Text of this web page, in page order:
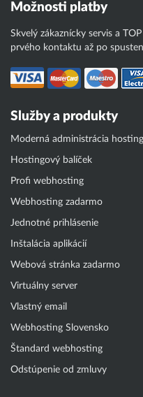
Možnosti platby
Skvelý zákaznícky servis a
prvého kontaktu až po
Služby a produkty
Moderná administrácia
Hostingový balíček
Profi webhosting
Webhosting zadarmo
Jednotné prihlásenie
Inštalácia aplikácií
Webová stránka zadarmo
Virtuálny server
Vlastný email
Webhosting Slovensko
Štandard webhosting
Odstúpenie od zmluvy